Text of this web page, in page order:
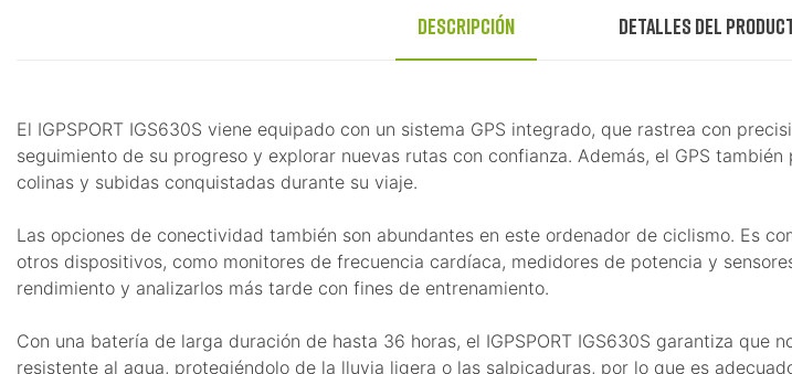
Descripción Detalles del
El IGPSPORT IGS630S viene equipado con un sistema GPS integrado, que rastrea con
seguimiento de su progreso y explorar nuevas rutas con confianza. Además, el GPS
colinas y subidas conquistadas durante su viaje.
Las opciones de conectividad también son abundantes en este ordenador de ciclismo. Es
otros dispositivos, como monitores de frecuencia cardíaca, medidores de potencia y
rendimiento y analizarlos más tarde con fines de entrenamiento.
Con una batería de larga duración de hasta 36 horas, el IGPSPORT IGS630S garantiza
resistente al agua, protegiéndolo de la lluvia ligera o las salpicaduras, por lo que es